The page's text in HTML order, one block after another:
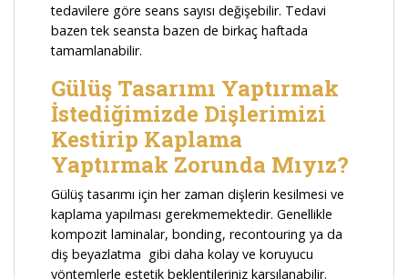
tedavilere göre seans sayısı değişebilir. Tedavi
bazen tek seansta bazen de birkaç haftada
tamamlanabilir.
Gülüş Tasarımı Yaptırmak
İstediğimizde Dişlerimizi
Kestirip Kaplama
Yaptırmak Zorunda Mıyız?
Gülüş tasarımı için her zaman dişlerin kesilmesi ve
kaplama yapılması gerekmemektedir. Genellikle
kompozit laminalar, bonding, recontouring ya da
diş beyazlatma gibi daha kolay ve koruyucu
yöntemlerle estetik beklentileriniz karşılanabilir.